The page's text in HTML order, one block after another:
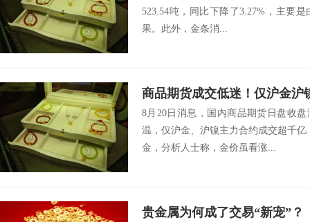
523.54吨，同比下降了3.27%，主要
果。此外，金条消...
商品期货成交低迷！仅沪金沪
8月20日消息，国内商品期货日盘收
温，仅沪金、沪镍主力合约成交超千
金，分析人士称，金价虽看涨...
贵金属为何成了交易“新宠”？